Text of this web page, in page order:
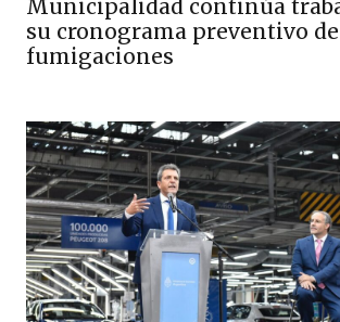
Municipalidad continúa
su cronograma preventivo de
fumigaciones